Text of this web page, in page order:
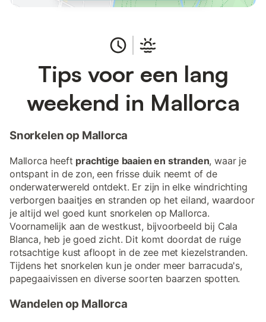
Tips voor een lang
weekend in Mallorca
Snorkelen op Mallorca
Mallorca heeft prachtige baaien en stranden, waar je
ontspant in de zon, een frisse duik neemt of de
onderwaterwereld ontdekt. Er zijn in elke windrichting
verborgen baaitjes en stranden op het eiland, waardoor
je altijd wel goed kunt snorkelen op Mallorca.
Voornamelijk aan de westkust, bijvoorbeeld bij Cala
Blanca, heb je goed zicht. Dit komt doordat de ruige
rotsachtige kust afloopt in de zee met kiezelstranden.
Tijdens het snorkelen kun je onder meer barracuda's,
papegaaivissen en diverse soorten baarzen spotten.
Wandelen op Mallorca